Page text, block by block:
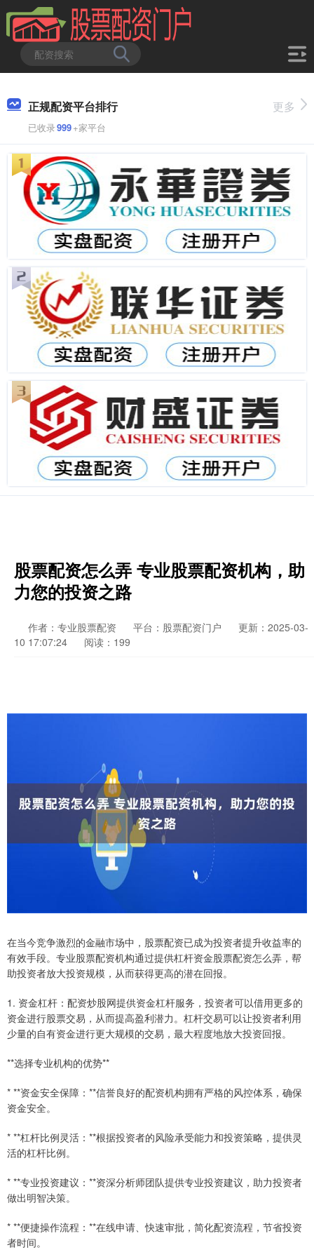
正规配资平台排行
已收录999+家平台
更多
股票配资怎么弄 专业股票配资机构，助
力您的投资之路
作者：专业股票配资 平台：股票配资门户
更新：2025-03-
10 17:07:24
阅读：199
在当今竞争激烈的金融市场中，股票配资已成为投资者提升收益率的
有效手段。专业股票配资机构通过提供杠杆资金股票配资怎么弄，帮
助投资者放大投资规模，从而获得更高的潜在回报。
1. 资金杠杆：配资炒股网提供资金杠杆服务，投资者可以借用更多的
资金进行股票交易，从而提高盈利潜力。杠杆交易可以让投资者利用
少量的自有资金进行更大规模的交易，最大程度地放大投资回报。
**选择专业机构的优势**
* **资金安全保障：**信誉良好的配资机构拥有严格的风控体系，确保
资金安全。
* **杠杆比例灵活：**根据投资者的风险承受能力和投资策略，提供灵
活的杠杆比例。
* **专业投资建议：**资深分析师团队提供专业投资建议，助力投资者
做出明智决策。
* **便捷操作流程：**在线申请、快速审批，简化配资流程，节省投资
者时间。